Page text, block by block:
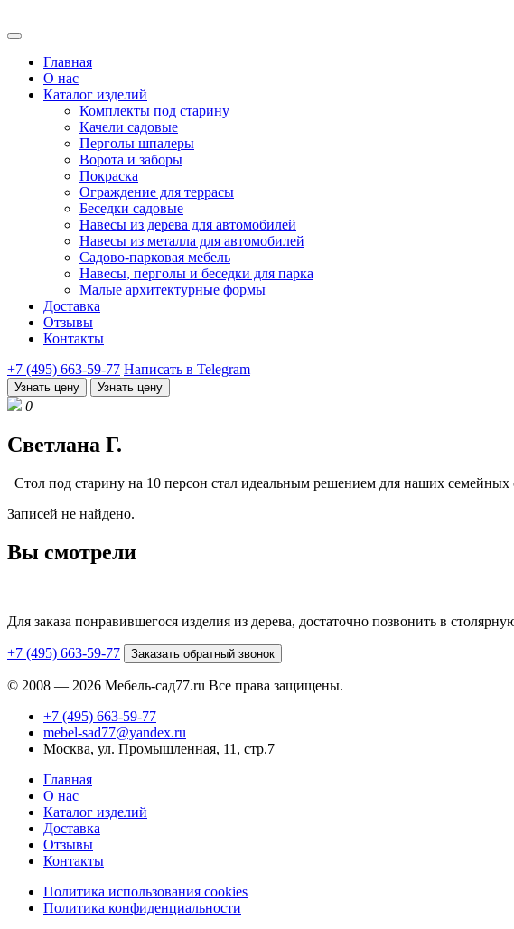
Главная
О нас
Каталог изделий
Комплекты под старину
Качели садовые
Перголы шпалеры
Ворота и заборы
Покраска
Ограждение для террасы
Беседки садовые
Навесы из дерева для автомобилей
Навесы из металла для автомобилей
Садово-парковая мебель
Навесы, перголы и беседки для парка
Малые архитектурные формы
Доставка
Отзывы
Контакты
+7 (495) 663-59-77 Написать в Telegram
Узнать цену Узнать цену
0
Светлана Г.
Стол под старину на 10 персон стал идеальным решением для наших
Записей не найдено.
Вы смотрели
Для заказа понравившегося изделия из дерева, достаточно позвонить в
+7 (495) 663-59-77 Заказать обратный звонок
© 2008 — 2026 Мебель-сад77.ru Все права защищены.
+7 (495) 663-59-77
mebel-sad77@yandex.ru
Москва, ул. Промышленная, 11, стр.7
Главная
О нас
Каталог изделий
Доставка
Отзывы
Контакты
Политика использования cookies
Политика конфиденциальности